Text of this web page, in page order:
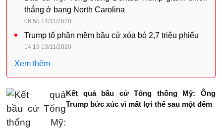
thắng ở bang North Carolina
06:50 14/11/2020
Trump tố phần mềm bầu cử xóa bỏ 2,7 triệu phiếu
14:19 13/11/2020
Xem thêm
Kết quả bầu cử Tổng thống Mỹ: Ông
Trump bức xúc vì mất lợi thế sau một đêm